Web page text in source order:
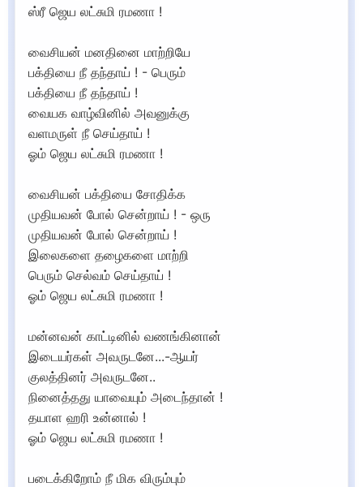
ஸ்ரீ ஜெய லட்சுமி ரமணா !
வைசியன் மனதினை மாற்றியே
பக்தியை நீ தந்தாய் ! - பெரும்
பக்தியை நீ தந்தாய் !
வையக வாழ்வினில் அவனுக்கு
வளமருள் நீ செய்தாய் !
ஓம் ஜெய லட்சுமி ரமணா !
வைசியன் பக்தியை சோதிக்க
முதியவன் போல் சென்றாய் ! - ஒரு
முதியவன் போல் சென்றாய் !
இலைகளை தழைகளை மாற்றி
பெரும் செல்வம் செய்தாய் !
ஓம் ஜெய லட்சுமி ரமணா !
மன்னவன் காட்டினில் வணங்கினான்
இடையர்கள் அவருடனே...-ஆயர்
குலத்தினர் அவருடனே..
நினைத்தது யாவையும் அடைந்தான் !
தயாள ஹரி உன்னால் !
ஓம் ஜெய லட்சுமி ரமணா !
படைக்கிறோம் நீ மிக விரும்பும்